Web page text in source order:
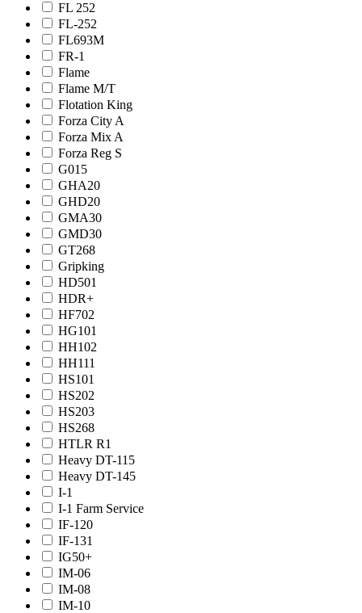
FL 252
FL-252
FL693M
FR-1
Flame
Flame М/Т
Flotation King
Forza City A
Forza Mix A
Forza Reg S
G015
GHA20
GHD20
GMA30
GMD30
GT268
Gripking
HD501
HDR+
HF702
HG101
HH102
HH111
HS101
HS202
HS203
HS268
HTLR R1
Heavy DT-115
Heavy DT-145
I-1
I-1 Farm Service
IF-120
IF-131
IG50+
IM-06
IM-08
IM-10